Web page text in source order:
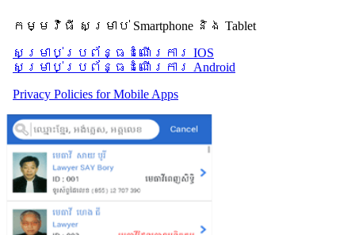
កម្មវិធី សម្រាប់ Smartphone និង Tablet
សម្រាប់​ប្រព័ន្ធដំណើរការ IOS
សម្រាប់​ប្រព័ន្ធដំណើរការ Android
Privacy Policies for Mobile Apps